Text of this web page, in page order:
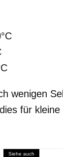
wenigen
für
Siehe auch